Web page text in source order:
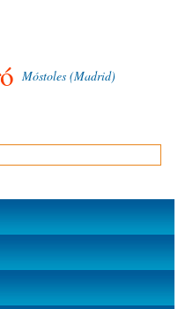
Móstoles (Madrid)